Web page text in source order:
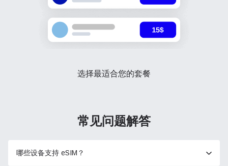
选择最适合您的套餐
常见问题解答
哪些设备支持 eSIM？